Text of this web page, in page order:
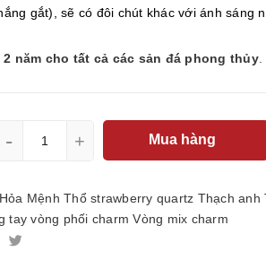
gắt), sẽ có đôi chút khác với ánh sáng
2 năm cho tất cả các sản đá phong thủy.
- + Mua hàng
Mệnh Thổ strawberry quartz Thạch anh
tay vòng phối charm Vòng mix charm